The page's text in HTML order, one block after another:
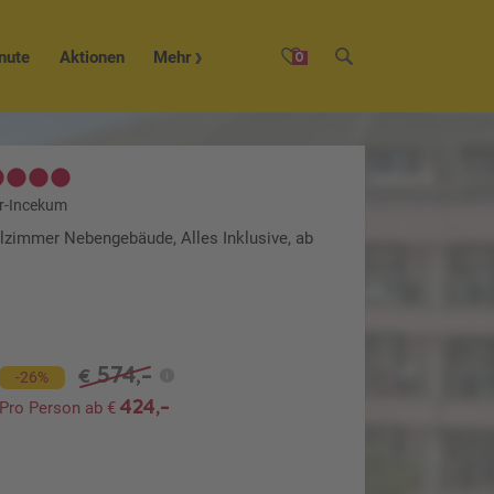
0
Aktionen Mehr
Incekum
Nebengebäude, Alles Inklusive, ab
-26% € 574,-
Pro Person ab €424,-